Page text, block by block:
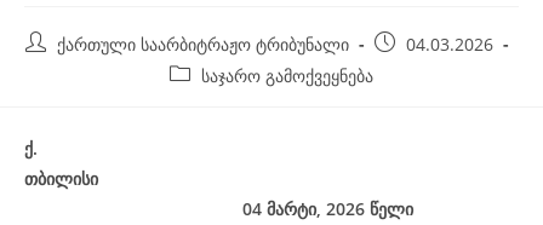
Post ქართული საარბიტრაჟო ტრიბუნალი
Post04.03.2026
Post საჯარო გამოქვეყნება
ქ.
თბილისი
04 მარტი, 2026 წელი